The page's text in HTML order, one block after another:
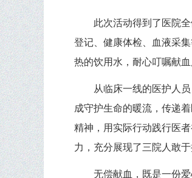
此次活动得到了医院
登记、健康体检、血液采
热的饮用水，耐心叮嘱献
从临床一线的医护人
成守护生命的暖流，传递
精神，用实际行动践行医
力，充分展现了三院人敢
无偿献血，既是一份